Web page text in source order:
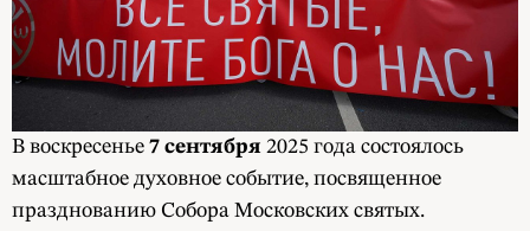
В воскресенье 7 сентября 2025 года состоялось
масштабное духовное событие, посвященное
празднованию Собора Московских святых.